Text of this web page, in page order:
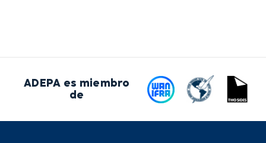
ADEPA es miembro
de